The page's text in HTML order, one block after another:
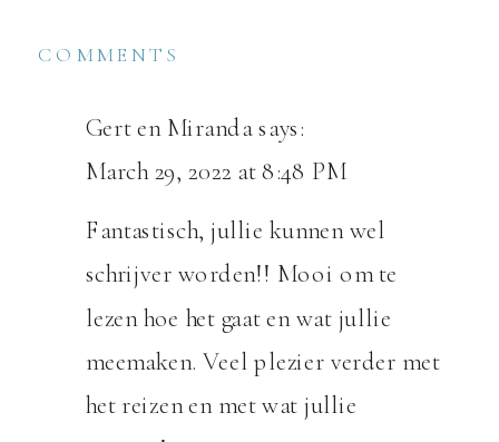
COMMENTS
Gert en Mirandasays:
March 29, 2022 at 8:48 PM
Fantastisch, jullie kunnen wel
schrijver worden!! Mooi om te
lezen hoe het gaat en wat jullie
meemaken. Veel plezier verder met
het reizen en met wat jullie